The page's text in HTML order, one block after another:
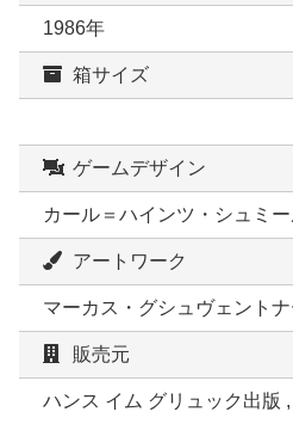
1986年
箱サイズ
ゲームデザイン
カール＝ハインツ・シュミ
アートワーク
マーカス・グシュヴェントナ
販売元
ハンス イム グリュック出版